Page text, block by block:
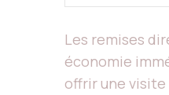
Les remises
économie
offrir une